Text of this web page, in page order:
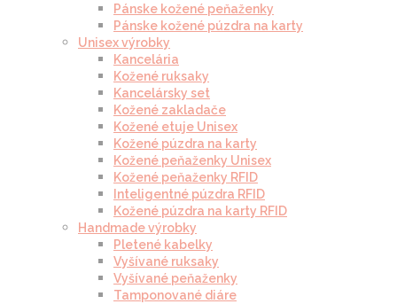
Pánske kožené peňaženky
Pánske kožené púzdra na karty
Unisex výrobky
Kancelária
Kožené ruksaky
Kancelársky set
Kožené zakladače
Kožené etuje Unisex
Kožené púzdra na karty
Kožené peňaženky Unisex
Kožené peňaženky RFID
Inteligentné púzdra RFID
Kožené púzdra na karty RFID
Handmade výrobky
Pletené kabelky
Vyšívané ruksaky
Vyšívané peňaženky
Tamponované diáre